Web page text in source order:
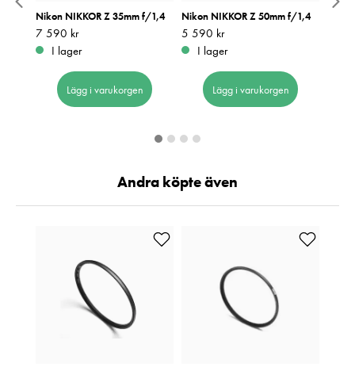
Nikon NIKKOR Z 35mm f/1,4
Pris:7 590 kr
7 590 kr
I lager
Lägg i varukorgen
Nikon NIKKOR Z 50mm f/1,4
Pris:5 590 kr
5 590 kr
I lager
Lägg i varukorgen
Andra köpte även